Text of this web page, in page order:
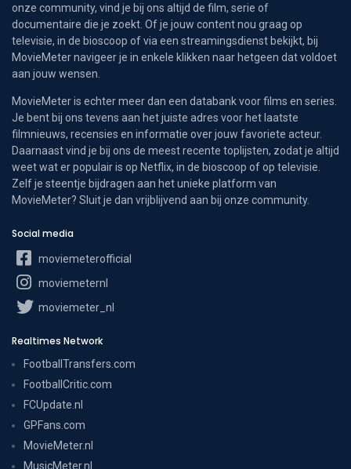
onze community, vind je bij ons altijd de film, serie of
documentaire die je zoekt. Of je jouw content nou graag op
televisie, in de bioscoop of via een streamingsdienst bekijkt, bij
MovieMeter navigeer je in enkele klikken naar hetgeen dat voldoet
aan jouw wensen.
MovieMeter is echter meer dan een databank voor films en series.
Je bent bij ons tevens aan het juiste adres voor het laatste
filmnieuws, recensies en informatie over jouw favoriete acteur.
Daarnaast vind je bij ons de meest recente toplijsten, zodat je altijd
weet wat er populair is op Netflix, in de bioscoop of op televisie.
Zelf je steentje bijdragen aan het unieke platform van
MovieMeter? Sluit je dan vrijblijvend aan bij onze community.
Social media
moviemeterofficial
moviemeternl
moviemeter_nl
Realtimes Network
FootballTransfers.com
FootballCritic.com
FCUpdate.nl
GPFans.com
MovieMeter.nl
MusicMeter.nl